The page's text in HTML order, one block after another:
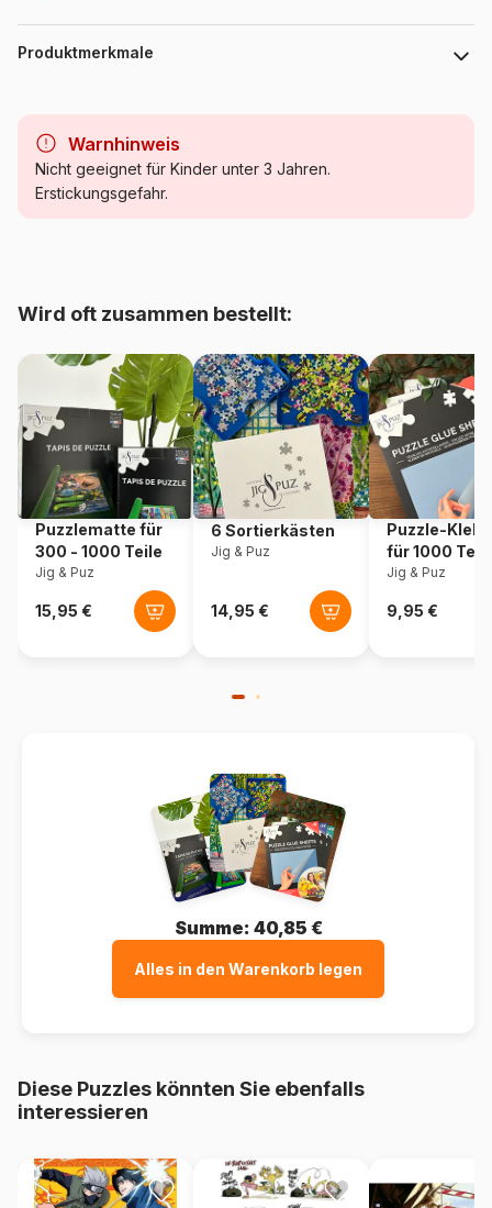
Produktmerkmale
Kategorie Comic Puzzles
4005555041481
Teileanzahl 250 Teile
Maße 49 x 36 cm
Warnhinweis
Nicht geeignet für Kinder unter 3 Jahren.
Erstickungsgefahr.
Wird oft zusammen bestellt:
Puzzlematte für
300 - 1000 Teile
Jig & Puz
6 Sortierkästen
Jig & Puz
Puzzle-
für 1000
Jig & Puz
Summe: 40,85 €
Alles in den Warenkorb legen
Diese Puzzles könnten Sie ebenfalls
interessieren